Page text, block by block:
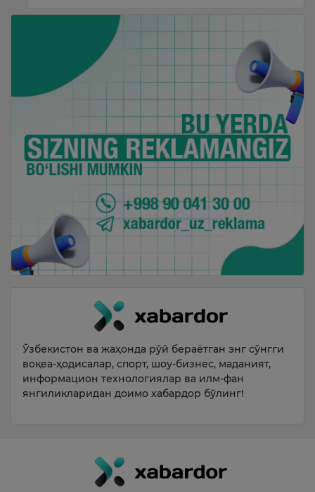
Ўзбекистон ва жаҳонда рўй бераётган энг сўнгги
воқеа-ҳодисалар, спорт, шоу-бизнес, маданият,
информацион технологиялар ва илм-фан
янгиликларидан доимо хабардор бўлинг!